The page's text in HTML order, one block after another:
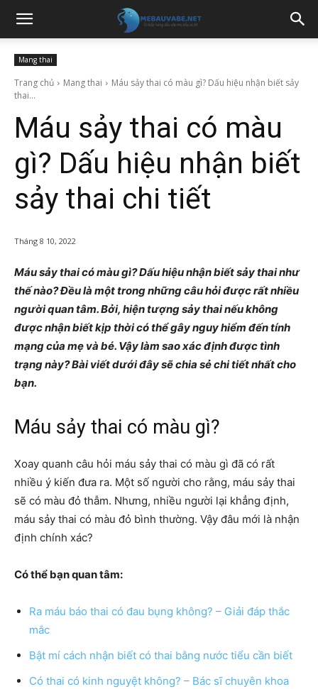
Mang thai
Trang chủ Mang thai
Máu sảy thai có màu gì? Dấu hiệu nhận biết sảy
thai...
Máu sảy thai có màu
gì? Dấu hiệu nhận biết
sảy thai chi tiết
Tháng 8 10, 2022
Máu sảy thai có màu gì? Dấu hiệu nhận biết sảy thai như
thế nào? Đều là một trong những câu hỏi được rất nhiều
người quan tâm. Bởi, hiện tượng sảy thai nếu không
được nhận biết kịp thời có thể gây nguy hiểm đến tính
mạng của mẹ và bé. Vậy làm sao xác định được tình
trạng này? Bài viết dưới đây sẽ chia sẻ chi tiết nhất cho
bạn.
Máu sảy thai có màu gì?
Xoay quanh câu hỏi máu sảy thai có màu gì đã có rất
nhiều ý kiến đưa ra. Một số người cho rằng, máu sảy thai
sẽ có màu đỏ thẫm. Nhưng, nhiều người lại khẳng định,
máu sảy thai có màu đỏ bình thường. Vậy đâu mới là nhận
định chính xác?
Có thể bạn quan tâm:
Ra máu báo thai có đau bụng không? – Giải đáp thắc
mắc
Bật mí cách nhận biết có thai bằng nước tiểu cần biết
Có thai có kinh nguyệt không? – Bác sĩ chuyên khoa